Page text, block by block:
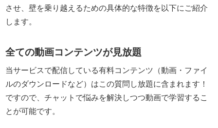
させ、壁を乗り越えるための具体的な特徴を以下にご紹介
します。
全ての動画コンテンツが見放題
当サービスで配信している有料コンテンツ（動画・ファイ
ルのダウンロードなど）はこの質問し放題に含まれます！
ですので、チャットで悩みを解決しつつ動画で学習するこ
とが可能です。